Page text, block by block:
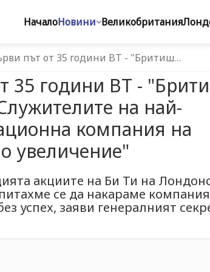
НачалоНовини Великобритания
път от 35 години BT - "Бритиш…
35 години BT -
на най-
компания на
увеличение"
акциите на Би Ти на
се да накараме
успех, заяви генералният